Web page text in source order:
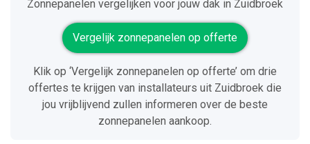
Zonnepanelen vergelijken voor jouw dak in Zuidbroek
Vergelijk zonnepanelen op offerte
Klik op ‘Vergelijk zonnepanelen op offerte’ om drie
offertes te krijgen van installateurs uit Zuidbroek die
jou vrijblijvend zullen informeren over de beste
zonnepanelen aankoop.